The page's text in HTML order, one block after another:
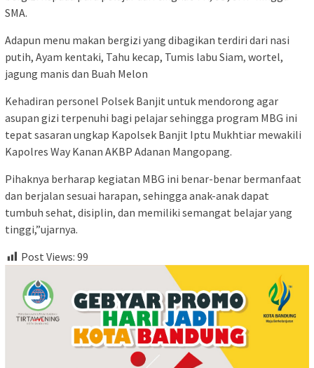
SMA.
Adapun menu makan bergizi yang dibagikan terdiri dari nasi
putih, Ayam kentaki, Tahu kecap, Tumis labu Siam, wortel,
jagung manis dan Buah Melon
Kehadiran personel Polsek Banjit untuk mendorong agar
asupan gizi terpenuhi bagi pelajar sehingga program MBG ini
tepat sasaran ungkap Kapolsek Banjit Iptu Mukhtiar mewakili
Kapolres Way Kanan AKBP Adanan Mangopang.
Pihaknya berharap kegiatan MBG ini benar-benar bermanfaat
dan berjalan sesuai harapan, sehingga anak-anak dapat
tumbuh sehat, disiplin, dan memiliki semangat belajar yang
tinggi,”ujarnya.
Post Views: 99